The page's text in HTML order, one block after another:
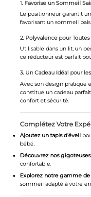
1. Favorise un Sommeil
Le positionneur garantit
favorisant un sommeil
2. Polyvalence pour
Utilisable dans un lit, un
ce réducteur est parfait
3. Un Cadeau Idéal pour
Avec son design pratique
constitue un cadeau
confort et sécurité.
Complétez Votre
Ajoutez un tapis d’éveil
bébé.
Découvrez nos gigoteuses
confortable.
Explorez notre gamme
sommeil adapté à votre